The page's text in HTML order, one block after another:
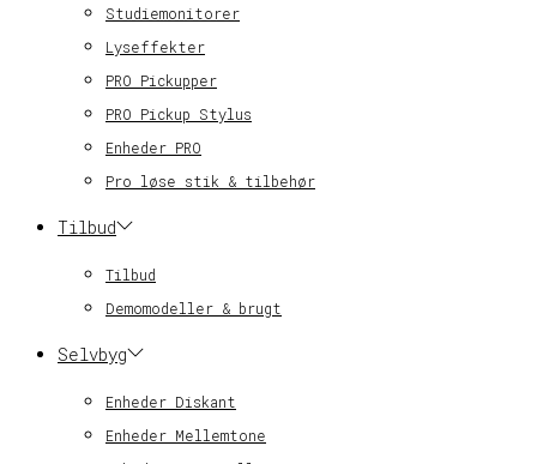
Studiemonitorer
Lyseffekter
PRO Pickupper
PRO Pickup Stylus
Enheder PRO
Pro løse stik & tilbehør
Tilbud
Tilbud
Demomodeller & brugt
Selvbyg
Enheder Diskant
Enheder Mellemtone